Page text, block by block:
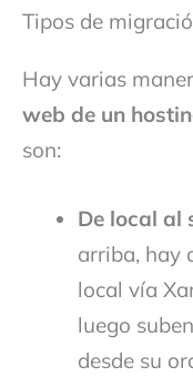
Tipos de
Hay varias
web de un
son:
De local al
arriba, hay
local vía
luego
desde su